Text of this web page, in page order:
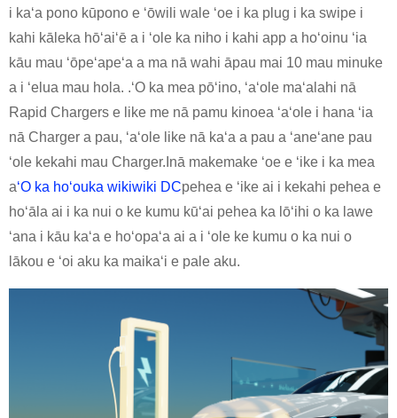
i kaʻa pono kūpono e ʻōwili wale ʻoe i ka plug i ka swipe i
kahi kāleka hōʻaiʻē a i ʻole ka niho i kahi app a hoʻoinu ʻia
kāu mau ʻōpeʻapeʻa a ma nā wahi āpau mai 10 mau minuke
a i ʻelua mau hola. .ʻO ka mea pōʻino, ʻaʻole maʻalahi nā
Rapid Chargers e like me nā pamu kinoea ʻaʻole i hana ʻia
nā Charger a pau, ʻaʻole like nā kaʻa a pau a ʻaneʻane pau
ʻole kekahi mau Charger.Inā makemake ʻoe e ʻike i ka mea
aʻO ka hoʻouka wikiwiki DCpehea e ʻike ai i kekahi pehea e
hoʻāla ai i ka nui o ke kumu kūʻai pehea ka lōʻihi o ka lawe
ʻana i kāu kaʻa e hoʻopaʻa ai a i ʻole ke kumu o ka nui o
lākou e ʻoi aku ka maikaʻi e pale aku.